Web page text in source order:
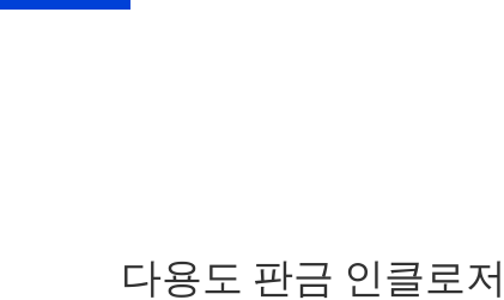
다용도 판금 인클로
장에서 제공하는 프로젝트 살펴보기, 다양한 소재에 대